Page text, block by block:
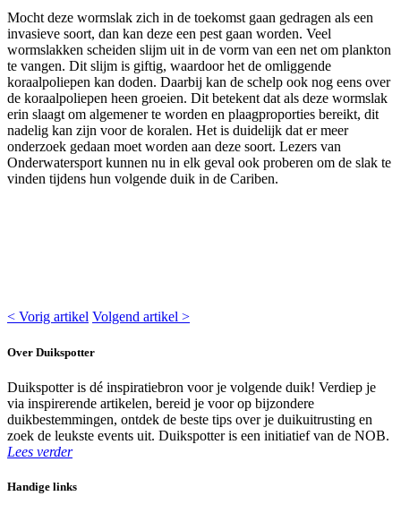
Mocht deze wormslak zich in de toekomst gaan gedragen als een
invasieve soort, dan kan deze een pest gaan worden. Veel
wormslakken scheiden slijm uit in de vorm van een net om plankton
te vangen. Dit slijm is giftig, waardoor het de omliggende
koraalpoliepen kan doden. Daarbij kan de schelp ook nog eens over
de koraalpoliepen heen groeien. Dit betekent dat als deze wormslak
erin slaagt om algemener te worden en plaagproporties bereikt, dit
nadelig kan zijn voor de koralen. Het is duidelijk dat er meer
onderzoek gedaan moet worden aan deze soort. Lezers van
Onderwatersport kunnen nu in elk geval ook proberen om de slak te
vinden tijdens hun volgende duik in de Cariben.
< Vorig artikel Volgend artikel >
Over Duikspotter
Duikspotter is dé inspiratiebron voor je volgende duik! Verdiep je
via inspirerende artikelen, bereid je voor op bijzondere
duikbestemmingen, ontdek de beste tips over je duikuitrusting en
zoek de leukste events uit. Duikspotter is een initiatief van de NOB.
Lees verder
Handige links